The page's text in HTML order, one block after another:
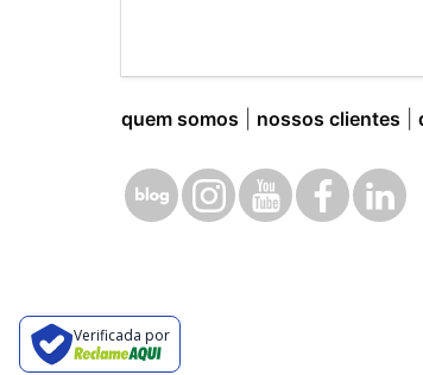
quem somos nossos clientes
Verificada por